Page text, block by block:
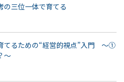
の三位一体で育てる
てるための“経営的視点”入門 ～①
～